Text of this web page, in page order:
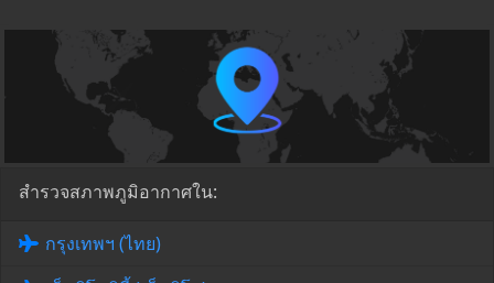
สำรวจสภาพภูมิอากาศใน:
กรุงเทพฯ (ไทย)